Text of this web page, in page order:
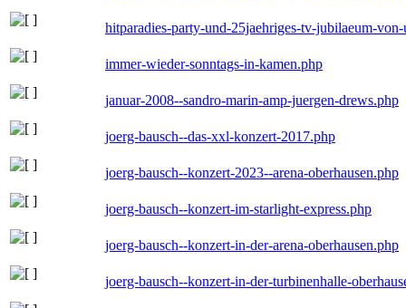
hitparadies-party-und-25jaehriges-tv-jubilaeum-
immer-wieder-sonntags-in-kamen.php
januar-2008--sandro-marin-amp-juergen-drews.php
joerg-bausch--das-xxl-konzert-2017.php
joerg-bausch--konzert-2023--arena-oberhausen.php
joerg-bausch--konzert-im-starlight-express.php
joerg-bausch--konzert-in-der-arena-oberhausen.php
joerg-bausch--konzert-in-der-turbinenhalle-